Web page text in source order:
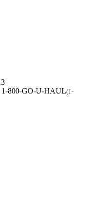
1-800-GO-U-HAUL(1-